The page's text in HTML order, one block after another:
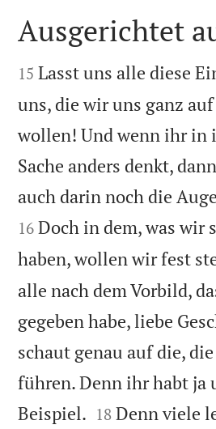

Ausgerichtet

15 Lasst uns alle diese
uns, die wir uns ganz
wollen! Und wenn ihr in
Sache anders denkt,
auch darin noch die
16 Doch in dem, was wir
haben, wollen wir fest
alle nach dem Vorbild,
gegeben habe, liebe
schaut genau auf die,
führen. Denn ihr habt ja
Beispiel. 

18 Denn viele